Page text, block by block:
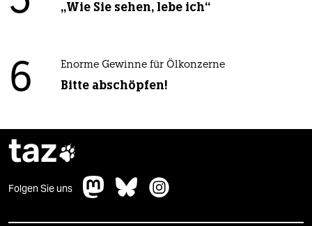
„Wie Sie sehen, lebe ich“
6 Enorme Gewinne für Ölkonzerne
Bitte abschöpfen!
taz
Folgen Sie uns